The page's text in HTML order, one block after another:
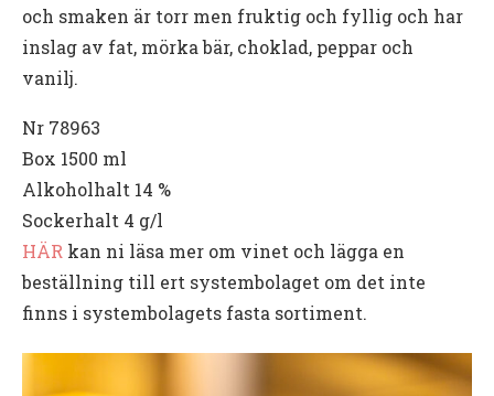
och smaken är torr men fruktig och fyllig och har
inslag av fat, mörka bär, choklad, peppar och
vanilj.
Nr 78963
Box 1500 ml
Alkoholhalt 14 %
Sockerhalt 4 g/l
HÄR kan ni läsa mer om vinet och lägga en
beställning till ert systembolaget om det inte
finns i systembolagets fasta sortiment.